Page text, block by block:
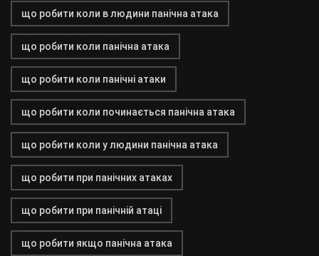
що робити коли в людини панічна атака
що робити коли панічна атака
що робити коли панічні атаки
що робити коли починається панічна атака
що робити коли у людини панічна атака
що робити при панічних атаках
що робити при панічній атаці
що робити якщо панічна атака